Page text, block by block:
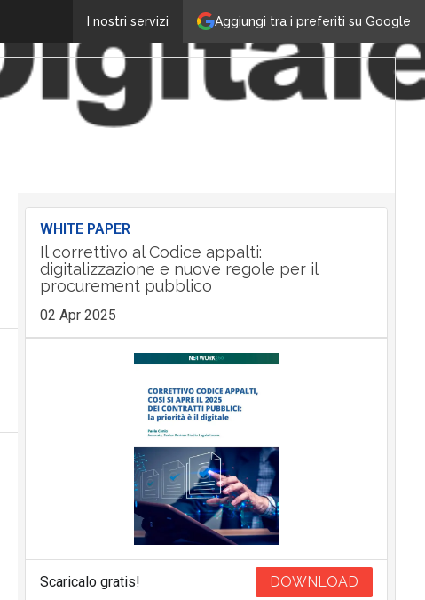
Aggiungi tra i preferiti su Google
I nostri servizi
WHITE PAPER
Il correttivo al Codice appalti:
digitalizzazione e nuove regole per il
procurement pubblico
02 Apr 2025
Scaricalo gratis! DOWNLOAD